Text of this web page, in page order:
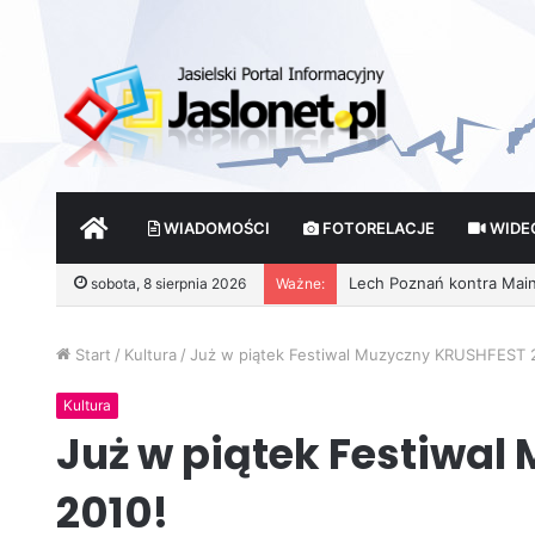
START WIADOMOŚCI FOTORELACJE
sobota, 8 sierpnia 2026 Ważne:
Wróżby – Prawda czy
Start / Kultura / Już w piątek Festiwal Muzyczny KRUSHFEST
Kultura
Już w piątek Festiwal
2010!